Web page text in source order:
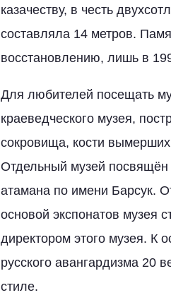
казачеству, в честь
составляла 14 метров.
восстановлению, лишь в
Для любителей посещать
краеведческого музея,
сокровища, кости
Отдельный музей посвящён
атамана по имени Барсук.
основой экспонатов музея
директором этого музея. К
русского авангардизма 20
стиле.